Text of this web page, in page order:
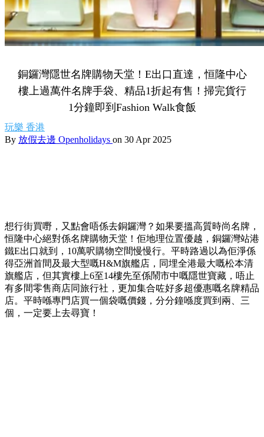
銅鑼灣隱世名牌購物天堂！E出口直達，恒隆中心
樓上過萬件名牌手袋、精品1折起有售！掃完貨行
1分鐘即到Fashion Walk食飯
玩樂 香港
By 放假去邊 Openholidays on 30 Apr 2025
想行街買嘢，又點會唔係去銅鑼灣？如果要搵高質時尚名牌，
恒隆中心絕對係名牌購物天堂！佢地理位置優越，銅鑼灣站港
鐵E出口就到，10萬呎購物空間慢慢行。平時路過以為佢淨係
得亞洲首間及最大型嘅H&M旗艦店，同埋全港最大嘅松本清
旗艦店，但其實樓上6至14樓先至係鬧市中嘅隱世寶藏，唔止
有多間零售商店同旅行社，更加集合咗好多超優惠嘅名牌精品
店。平時喺專門店買一個袋嘅價錢，分分鐘喺度買到兩、三
個，一定要上去尋寶！